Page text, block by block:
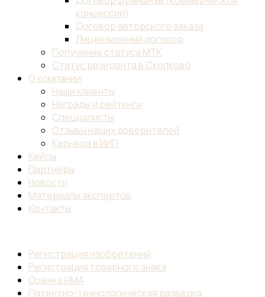
концессии)
Договор авторского заказа
Лицензионный договор
Получение статуса МТК
Статус резидента в Сколково
О компании
Наши клиенты
Награды и рейтинги
Специалисты
Отзывы наших доверителей
Карьера в ИИП
Кейсы
Партнеры
Новости
Материалы экспертов
Контакты
Регистрация изобретений
Регистрация товарного знака
Оценка НМА
Патентно-технологическая разведка